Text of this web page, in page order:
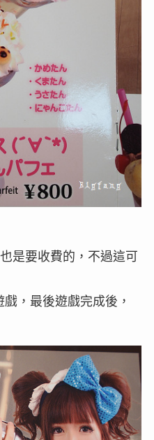
是要收費的，不過這可
，最後遊戲完成後，